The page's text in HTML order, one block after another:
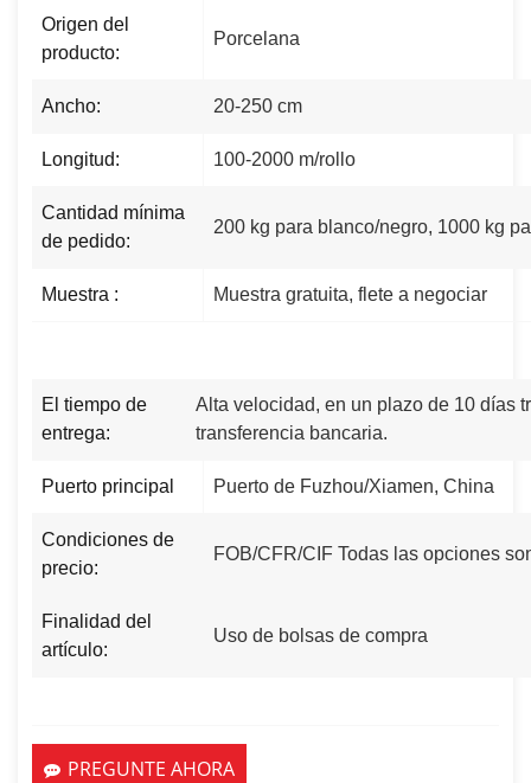
Origen del
producto:
Porcelana
Ancho: 20-250 cm
Longitud: 100-2000 m/rollo
Cantidad mínima
de pedido:
200 kg para blanco/negro, 1000 kg
Muestra : Muestra gratuita, flete a negociar
El tiempo de
entrega:
Alta velocidad, en un plazo de 10 días
transferencia bancaria.
Puerto principal Puerto de Fuzhou/Xiamen, China
Condiciones de
precio:
FOB/CFR/CIF Todas las opciones
Finalidad del
artículo:
Uso de bolsas de compra
PREGUNTE AHORA